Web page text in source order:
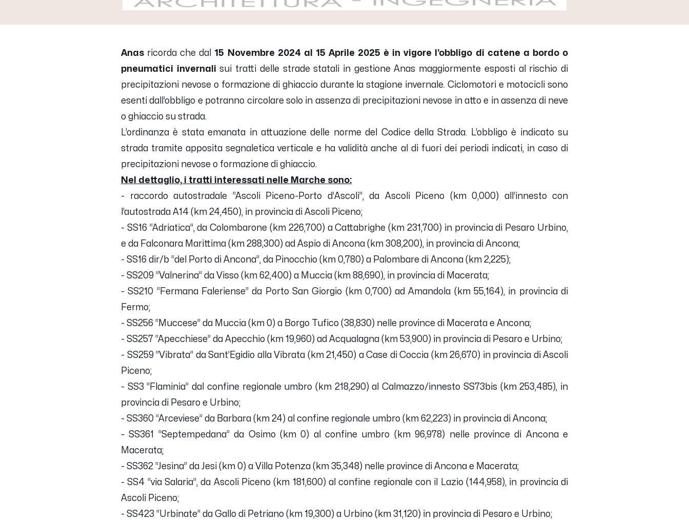
Anas ricorda che dal 15 Novembre 2024 al 15 Aprile 2025 è in vigore l’obbligo di catene a bordo o
pneumatici invernali sui tratti delle strade statali in gestione Anas maggiormente esposti al rischio di
precipitazioni nevose o formazione di ghiaccio durante la stagione invernale. Ciclomotori e motocicli sono
esenti dall’obbligo e potranno circolare solo in assenza di precipitazioni nevose in atto e in assenza di neve
o ghiaccio su strada.
L’ordinanza è stata emanata in attuazione delle norme del Codice della Strada. L’obbligo è indicato su
strada tramite apposita segnaletica verticale e ha validità anche al di fuori dei periodi indicati, in caso di
precipitazioni nevose o formazione di ghiaccio.
Nel dettaglio, i tratti interessati nelle Marche sono:
- raccordo autostradale “Ascoli Piceno-Porto d’Ascoli”, da Ascoli Piceno (km 0,000) all’innesto con
l’autostrada A14 (km 24,450), in provincia di Ascoli Piceno;
- SS16 “Adriatica”, da Colombarone (km 226,700) a Cattabrighe (km 231,700) in provincia di Pesaro Urbino,
e da Falconara Marittima (km 288,300) ad Aspio di Ancona (km 308,200), in provincia di Ancona;
- SS16 dir/b “del Porto di Ancona”, da Pinocchio (km 0,780) a Palombare di Ancona (km 2,225);
- SS209 “Valnerina” da Visso (km 62,400) a Muccia (km 88,690), in provincia di Macerata;
- SS210 “Fermana Faleriense” da Porto San Giorgio (km 0,700) ad Amandola (km 55,164), in provincia di
Fermo;
- SS256 “Muccese” da Muccia (km 0) a Borgo Tufico (38,830) nelle province di Macerata e Ancona;
- SS257 “Apecchiese” da Apecchio (km 19,960) ad Acqualagna (km 53,900) in provincia di Pesaro e Urbino;
- SS259 “Vibrata” da Sant’Egidio alla Vibrata (km 21,450) a Case di Coccia (km 26,670) in provincia di Ascoli
Piceno;
- SS3 “Flaminia” dal confine regionale umbro (km 218,290) al Calmazzo/innesto SS73bis (km 253,485), in
provincia di Pesaro e Urbino;
- SS360 “Arceviese” da Barbara (km 24) al confine regionale umbro (km 62,223) in provincia di Ancona;
- SS361 “Septempedana” da Osimo (km 0) al confine umbro (km 96,978) nelle province di Ancona e
Macerata;
- SS362 “Jesina” da Jesi (km 0) a Villa Potenza (km 35,348) nelle province di Ancona e Macerata;
- SS4 “via Salaria”, da Ascoli Piceno (km 181,600) al confine regionale con il Lazio (144,958), in provincia di
Ascoli Piceno;
- SS423 “Urbinate” da Gallo di Petriano (km 19,300) a Urbino (km 31,120) in provincia di Pesaro e Urbino;